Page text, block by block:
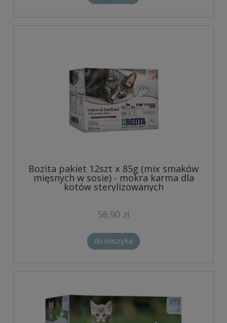
Bozita pakiet 12szt x 85g (mix smaków
mięsnych w sosie) - mokra karma dla
kotów sterylizowanych
58,90 zł
do koszyka